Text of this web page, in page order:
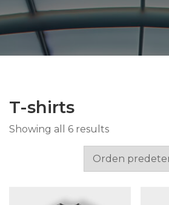
T-shirts
Showing all 6 results